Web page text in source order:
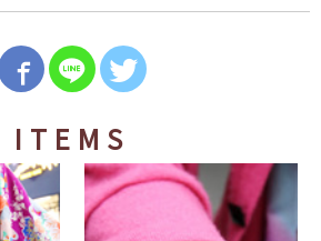
ITEMS